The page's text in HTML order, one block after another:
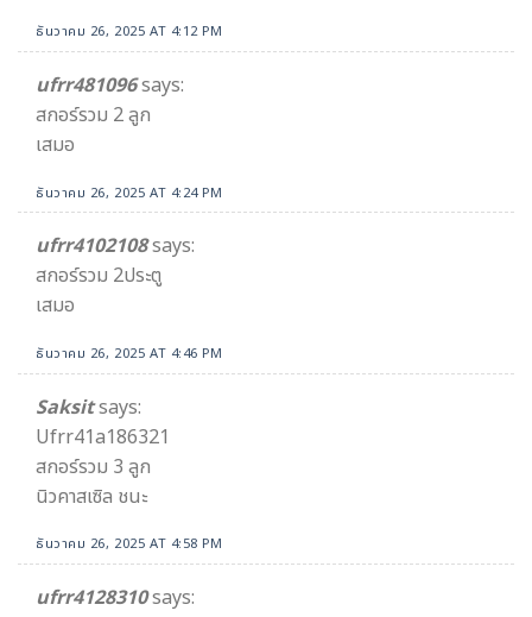
ธันวาคม 26, 2025 AT 4:12 PM
ufrr481096says:
สกอร์รวม 2 ลูก
เสมอ
ธันวาคม 26, 2025 AT 4:24 PM
ufrr4102108says:
สกอร์รวม 2ประตู
เสมอ
ธันวาคม 26, 2025 AT 4:46 PM
Saksitsays:
Ufrr41a186321
สกอร์รวม 3 ลูก
นิวคาสเซิล ชนะ
ธันวาคม 26, 2025 AT 4:58 PM
ufrr4128310says: